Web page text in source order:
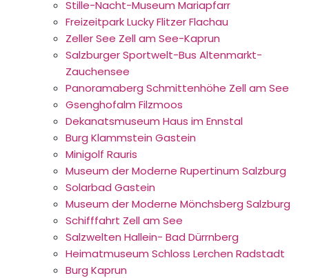
Stille-Nacht-Museum Mariapfarr
Freizeitpark Lucky Flitzer Flachau
Zeller See Zell am See-Kaprun
Salzburger Sportwelt-Bus Altenmarkt-
Zauchensee
Panoramaberg Schmittenhöhe Zell am See
Gsenghofalm Filzmoos
Dekanatsmuseum Haus im Ennstal
Burg Klammstein Gastein
Minigolf Rauris
Museum der Moderne Rupertinum Salzburg
Solarbad Gastein
Museum der Moderne Mönchsberg Salzburg
Schifffahrt Zell am See
Salzwelten Hallein- Bad Dürrnberg
Heimatmuseum Schloss Lerchen Radstadt
Burg Kaprun